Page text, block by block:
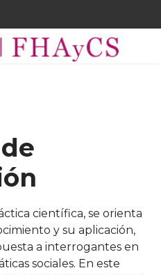
científica, se orienta
y su aplicación,
a interrogantes en
sociales. En este